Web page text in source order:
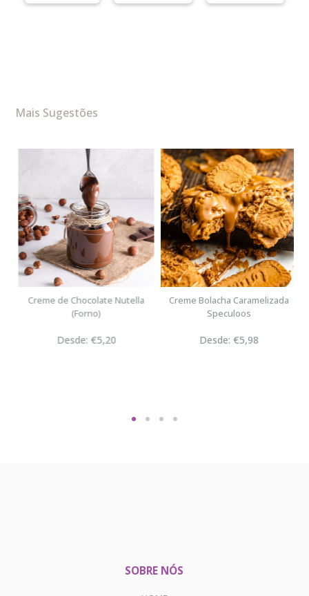
Mais Sugestões
Creme de Chocolate Nutella
(Forno)
Desde: €5,20
Creme Bolacha Caramelizada
Speculoos
Desde: €5,98
SOBRE NÓS